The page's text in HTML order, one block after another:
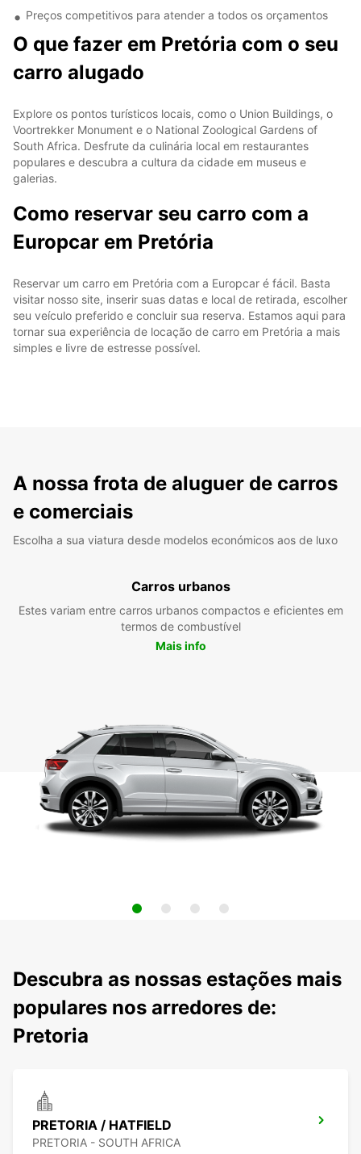
Preços competitivos para atender a todos os orçamentos
O que fazer em Pretória com o seu
carro alugado
Explore os pontos turísticos locais, como o Union Buildings, o
Voortrekker Monument e o National Zoological Gardens of
South Africa. Desfrute da culinária local em restaurantes
populares e descubra a cultura da cidade em museus e
galerias.
Como reservar seu carro com a
Europcar em Pretória
Reservar um carro em Pretória com a Europcar é fácil. Basta
visitar nosso site, inserir suas datas e local de retirada, escolher
seu veículo preferido e concluir sua reserva. Estamos aqui para
tornar sua experiência de locação de carro em Pretória a mais
simples e livre de estresse possível.
A nossa frota de aluguer de carros
e comerciais
Escolha a sua viatura desde modelos económicos aos de luxo
Carros urbanos
Estes variam entre carros urbanos compactos e eficientes em
termos de combustível
Mais info
Descubra as nossas estações mais
populares nos arredores de:
Pretoria
PRETORIA / HATFIELD
PRETORIA - SOUTH AFRICA